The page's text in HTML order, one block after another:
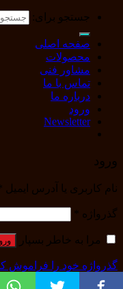
جستجو برای:
صفحه اصلی
محصولات
مشاور فنی
تماس با ما
درباره ما
ورود
Newsletter
ورود
نام کاربری یا آدرس ایمیل
گذرواژه
مرا به خاطر بسپار
گذرواژه خود را فراموش